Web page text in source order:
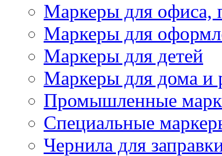
Маркеры для офиса,
Маркеры для
Маркеры для детей
Маркеры для дома и
Промышленные
Специальные
Чернила для